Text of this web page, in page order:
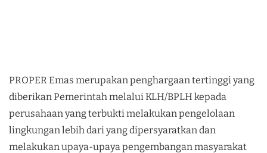
PROPER Emas merupakan penghargaan tertinggi yang
diberikan Pemerintah melalui KLH/BPLH kepada
perusahaan yang terbukti melakukan pengelolaan
lingkungan lebih dari yang dipersyaratkan dan
melakukan upaya-upaya pengembangan masyarakat